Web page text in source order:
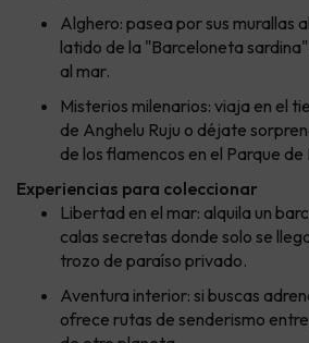
Alghero: pasea por sus murallas
latido de la "Barceloneta
al mar.
Misterios milenarios: viaja en el
de Anghelu Ruju o déjate
de los flamencos en el Parque
Experiencias para coleccionar
Libertad en el mar: alquila un
calas secretas donde solo se
trozo de paraíso privado.
Aventura interior: si buscas
ofrece rutas de senderismo